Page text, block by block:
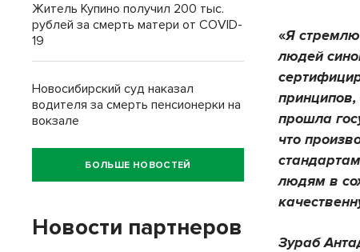
«Я
людей
прошла
что
людям в
Зураб
Житель Купино получил 200 тыс.
рублей за смерть матери от COVID-
19
Новосибирский суд наказал
водителя за смерть пенсионерки на
вокзале
БОЛЬШЕ НОВОСТЕЙ
Новости партнеров